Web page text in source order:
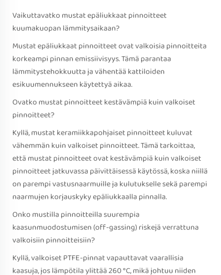
Vaikuttavatko mustat epäliukkaat pinnoitteet
kuumakuopan lämmitysaikaan?
Mustat epäliukkaat pinnoitteet ovat valkoisia pinnoitteita
korkeampi pinnan emissiivisyys. Tämä parantaa
lämmitystehokkuutta ja vähentää kattiloiden
esikuumennukseen käytettyä aikaa.
Ovatko mustat pinnoitteet kestävämpiä kuin valkoiset
pinnoitteet?
Kyllä, mustat keramiikkapohjaiset pinnoitteet kuluvat
vähemmän kuin valkoiset pinnoitteet. Tämä tarkoittaa,
että mustat pinnoitteet ovat kestävämpiä kuin valkoiset
pinnoitteet jatkuvassa päivittäisessä käytössä, koska niillä
on parempi vastusnaarmuille ja kulutukselle sekä parempi
naarmujen korjauskyky epäliukkaalla pinnalla.
Onko mustilla pinnoitteilla suurempia
kaasunmuodostumisen (off-gassing) riskejä verrattuna
valkoisiin pinnoitteisiin?
Kyllä, valkoiset PTFE-pinnat vapauttavat vaarallisia
kaasuja, jos lämpötila ylittää 260 °C, mikä johtuu niiden